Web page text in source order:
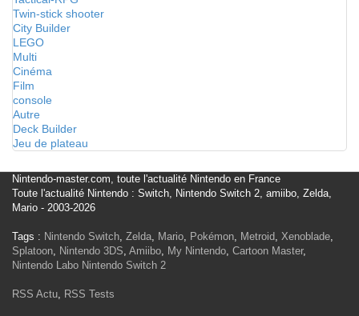
Twin-stick shooter
City Builder
LEGO
Multi
Cinéma
Film
console
Autre
Deck Builder
Jeu de plateau
Nintendo-master.com, toute l'actualité Nintendo en France
Toute l'actualité Nintendo : Switch, Nintendo Switch 2, amiibo, Zelda,
Mario - 2003-2026
Tags : Nintendo Switch, Zelda, Mario, Pokémon, Metroid, Xenoblade,
Splatoon, Nintendo 3DS, Amiibo, My Nintendo, Cartoon Master,
Nintendo Labo Nintendo Switch 2
RSS Actu, RSS Tests